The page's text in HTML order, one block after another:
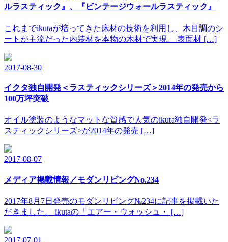
ルラスティック』、『ビンテージウォールラスティック』
これまでikutaが培ってきた床材の技術を利用し、木目調のシ
ートが主流だった内装材を本物の木材で実現。 表面材 […]
2017-08-30
イクタ独自開発＜ラスティックシリーズ＞2014年の発売から
100万坪突破
オイル塗装のようなマットな質感で人気のikuta独自開発<ラ
スティックシリーズ>が2014年の発売 […]
2017-08-07
メディア掲載情報／モダンリビングNo.234
2017年8月7日発売のモダンリビング№234に記事を掲載いた
だきました。 ikutaの「エアー・ウォッシュ・ […]
2017-07-01